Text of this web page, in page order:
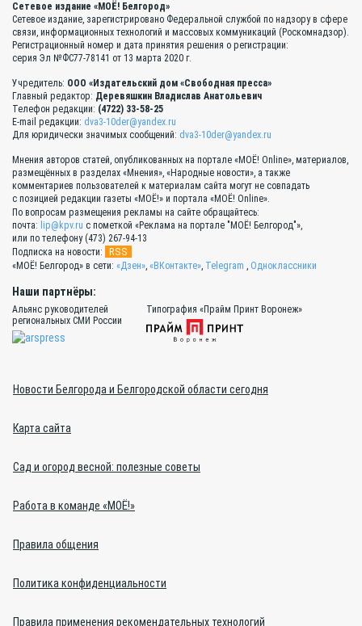
Сетевое издание «МОЁ! Белгород»
Сетевое издание, зарегистрировано Федеральной службой по надзору в сфере
связи, информационных технологий и массовых коммуникаций (Роскомнадзор).
Регистрационный номер и дата принятия решения о регистрации:
серия Эл №ФС77-78141 от 13 марта 2020 г.
Учредитель: ООО «Издательский дом «Свободная пресса»
Главный редактор: Деревяшкин Владислав Анатольевич
Телефон редакции: (4722) 33-58-25
E-mail редакции: dva3-10der@yandex.ru
Для юридически значимых сообщений: dva3-10der@yandex.ru
Мнения авторов статей, опубликованных на портале «МОЁ! Online», материалов,
размещённых в разделах «Мнения», «Народные новости», а также
комментариев пользователей к материалам сайта могут не совпадать
с позицией редакции газеты «МОЁ!» и портала «МОЁ! Online».
По вопросам размещения рекламы на сайте обращайтесь:
почта: lip@kpv.ru с пометкой «Реклама на портале "МОЁ! Белгород"»,
или по телефону (473) 267-94-13
Подписка на новости:
RSS
«МОЁ! Белгород» в сети: «Дзен», «ВКонтакте», Telegram , Одноклассники
Наши партнёры:
Альянс руководителей
региональных СМИ России
Типография «Прайм Принт Воронеж»
Новости Белгорода и Белгородской области сегодня
Карта сайта
Сад и огород весной: полезные советы
Работа в команде «МОЁ!»
Правила общения
Политика конфиденциальности
Правила применения рекомендательных технологий